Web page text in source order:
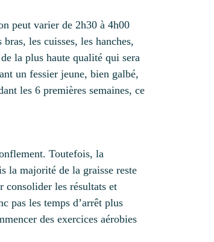
peut varier de 2h30 à 4h00
les cuisses, les hanches,
la plus haute qualité qui sera
un fessier jeune, bien galbé,
les 6 premières semaines, ce
Toutefois, la
la majorité de la graisse reste
consolider les résultats et
pas les temps d’arrêt plus
des exercices aérobies